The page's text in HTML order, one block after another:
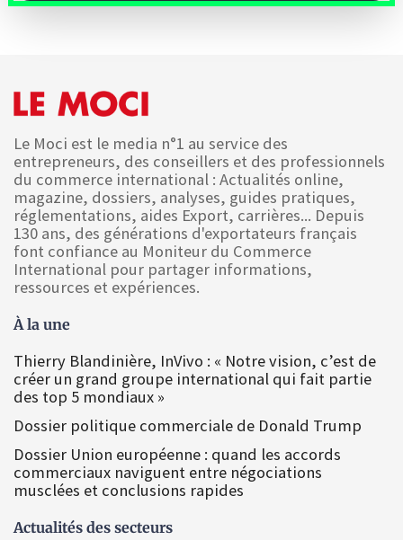
Le Moci est le media n°1 au service des
entrepreneurs, des conseillers et des professionnels
du commerce international : Actualités online,
magazine, dossiers, analyses, guides pratiques,
réglementations, aides Export, carrières... Depuis
130 ans, des générations d'exportateurs français
font confiance au Moniteur du Commerce
International pour partager informations,
ressources et expériences.
À la une
Thierry Blandinière, InVivo : « Notre vision, c’est de
créer un grand groupe international qui fait partie
des top 5 mondiaux »
Dossier politique commerciale de Donald Trump
Dossier Union européenne : quand les accords
commerciaux naviguent entre négociations
musclées et conclusions rapides
Actualités des secteurs